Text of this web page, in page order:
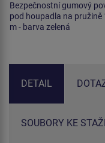
Bezpečnostní gumový
pod houpadla na pružině
m - barva zelená
DETAIL
SOUBORY KE